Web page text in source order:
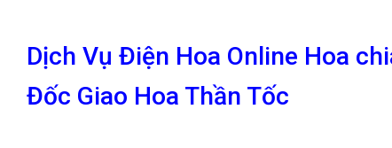
Dịch Vụ Điện Hoa Online Hoa
Đốc Giao Hoa Thần Tốc